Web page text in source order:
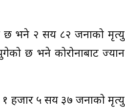
छ भने २ सय ८२ जनाको मृत्यु
छ भने कोरोनाबाट ज्यान
हजार ५ सय ३७ जनाको मृत्यु